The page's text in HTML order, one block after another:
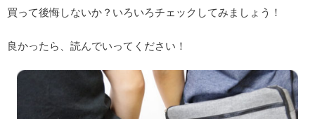
買って後悔しないか？いろいろチェックしてみましょう！
良かったら、読んでいってください！